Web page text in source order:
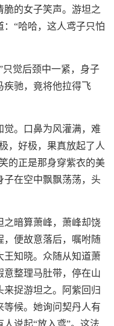
的女子笑声。游坦之
“哈哈，这人鸢子只怕
只觉后颈中一紧，身子
疾驰，竟将他拉得飞
觉。口鼻为风灌满，难
，好极，果真放起了人
的正是那身穿紫衣的美
子在空中飘飘荡荡，头
之暗算萧峰，萧峰却饶
，便故意落后，嘱咐随
王知晓。众随从知道萧
意整理马肚带，停在山
捉游坦之。阿紫回归
等候。她询问契丹人有
说起“放入鸢”。这法